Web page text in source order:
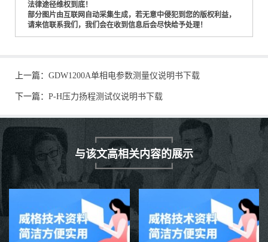
法律途径维权到底！
部分图片由互联网自动采集生成，若无意中侵犯到您的版权利益，
请来信联系我们，我们会在收到信息后会尽快给予处理！
上一篇： GDW1200A单相电参数测量仪说明书下载
下一篇： P-H压力扬程测试仪说明书下载
与该文高相关内容的展示